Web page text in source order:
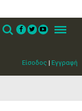
Είσοδος | Εγγραφή
Search Menu